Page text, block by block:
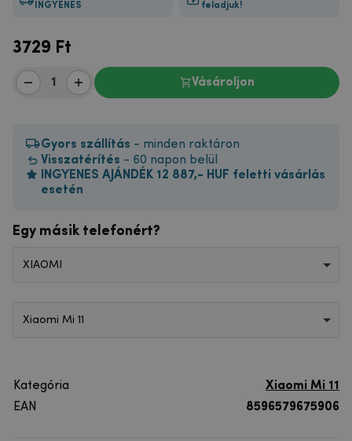
INGYENES
feladjuk!
3729 Ft
Vásároljon
Gyors szállítás - minden raktáron
Visszatérítés - 60 napon belül
INGYENES AJÁNDÉK 12 887,- HUF feletti vásárlás
esetén
Egy másik telefonért?
XIAOMI
Xiaomi Mi 11
Kategória
Xiaomi Mi 11
EAN
8596579675906